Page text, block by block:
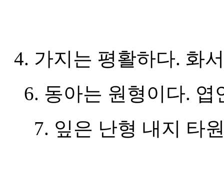
4. 가지는 평활하다. 화
6. 동아는 원형이다. 엽
7. 잎은 난형 내지 타